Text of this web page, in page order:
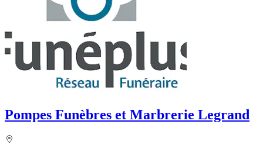
Pompes Funèbres et Marbrerie Legrand